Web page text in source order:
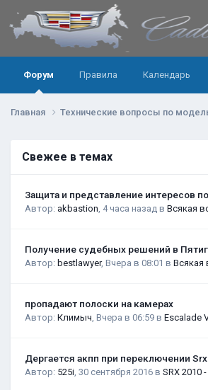
Форум Правила Календарь
Главная Технические вопросы по
Свежее в темах
Защита и представление интересов
Автор: akbastion 4 часа назад в Всякая
Получение судебных решений в
Автор: bestlawyer, Вчера в 08:01 в Всякая
пропадают полоски на камерах
Автор: Климыч Вчера в 06:59 в Escalade
Дергается акпп при переключении
Автор: 525i 30 сентября 2016 в SRX 2010